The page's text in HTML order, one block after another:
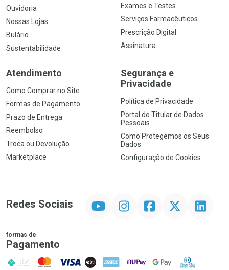
Ouvidoria
Nossas Lojas
Bulário
Sustentabilidade
Exames e Testes
Serviços Farmacêuticos
Prescrição Digital
Assinatura
Atendimento
Como Comprar no Site
Formas de Pagamento
Prazo de Entrega
Reembolso
Troca ou Devolução
Marketplace
Segurança e
Privacidade
Política de Privacidade
Portal do Titular de Dados
Pessoais
Como Protegemos os Seus
Dados
Configuração de Cookies
Redes Sociais InstagramFacebookTwitter Linkedin
formas de
Pagamento
PIX MasterCard
VISA ELO AMEX NuPay Google PayDiners Club